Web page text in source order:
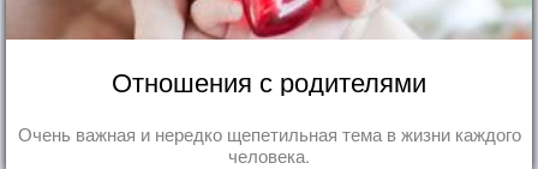
Отношения с родителями
Очень важная и нередко щепетильная тема в жизни каждого
человека.